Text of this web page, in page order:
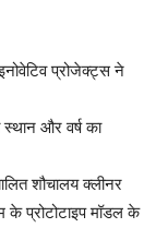
प्रोजेक्ट्स ने
स्थान और वर्ष का
शौचालय क्लीनर
प्रोटोटाइप मॉडल के